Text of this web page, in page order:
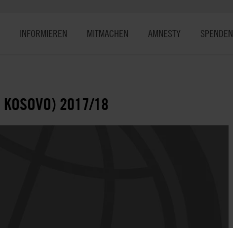
INFORMIEREN MITMACHEN AMNESTY SPENDEN
2017/18